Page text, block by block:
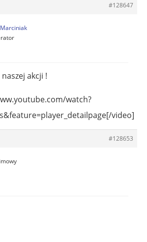
#128647
akcji !
watch?
video]
#128653